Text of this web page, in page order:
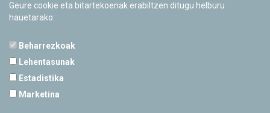
Geure cookie eta bitartekoenak erabiltzen ditugu helburu
hauetarako:
Beharrezkoak
Lehentasunak
Estadistika
Marketina